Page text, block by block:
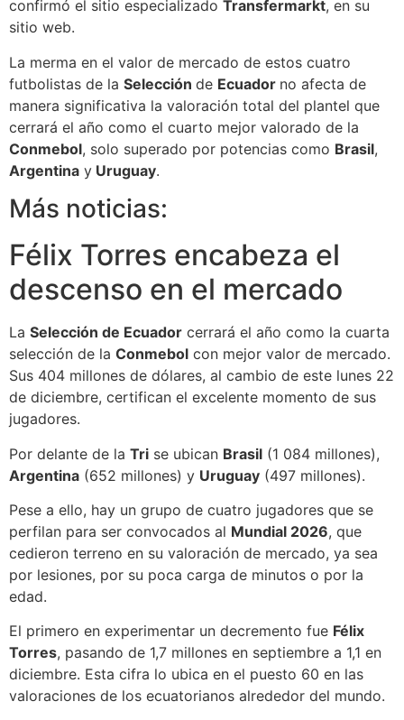
confirmó el sitio especializado Transfermarkt, en su
sitio web.
La merma en el valor de mercado de estos cuatro
futbolistas de la Selección de Ecuador no afecta de
manera significativa la valoración total del plantel que
cerrará el año como el cuarto mejor valorado de la
Conmebol, solo superado por potencias como Brasil,
Argentina y Uruguay.
Más noticias:
Félix Torres encabeza el
descenso en el mercado
La Selección de Ecuador cerrará el año como la cuarta
selección de la Conmebol con mejor valor de mercado.
Sus 404 millones de dólares, al cambio de este lunes 22
de diciembre, certifican el excelente momento de sus
jugadores.
Por delante de la Tri se ubican Brasil (1 084 millones),
Argentina (652 millones) y Uruguay (497 millones).
Pese a ello, hay un grupo de cuatro jugadores que se
perfilan para ser convocados al Mundial 2026, que
cedieron terreno en su valoración de mercado, ya sea
por lesiones, por su poca carga de minutos o por la
edad.
El primero en experimentar un decremento fue Félix
Torres, pasando de 1,7 millones en septiembre a 1,1 en
diciembre. Esta cifra lo ubica en el puesto 60 en las
valoraciones de los ecuatorianos alrededor del mundo.